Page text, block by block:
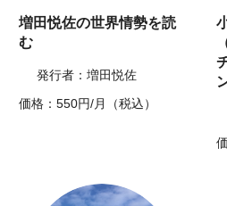
増田悦佐の世界情勢を読
む
発行者：増田悦佐
価格：550円/月（税込）